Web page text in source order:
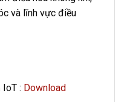
và lĩnh vực điều
IoT : Download